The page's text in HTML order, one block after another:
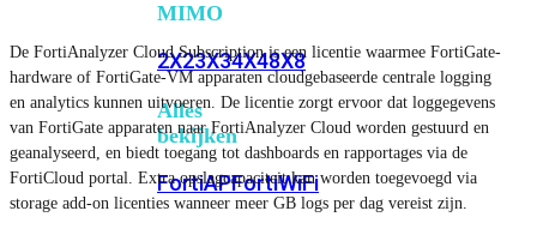
MIMO
2X23X34X48X8
Alles
bekijken
FortiAPFortiWiFi
De FortiAnalyzer Cloud Subscription is een licentie waarmee FortiGate-
hardware of FortiGate-VM apparaten cloudgebaseerde centrale logging
en analytics kunnen uitvoeren. De licentie zorgt ervoor dat loggegevens
van FortiGate apparaten naar FortiAnalyzer Cloud worden gestuurd en
geanalyseerd, en biedt toegang tot dashboards en rapportages via de
FortiCloud portal. Extra opslagcapaciteit kan worden toegevoegd via
storage add-on licenties wanneer meer GB logs per dag vereist zijn.